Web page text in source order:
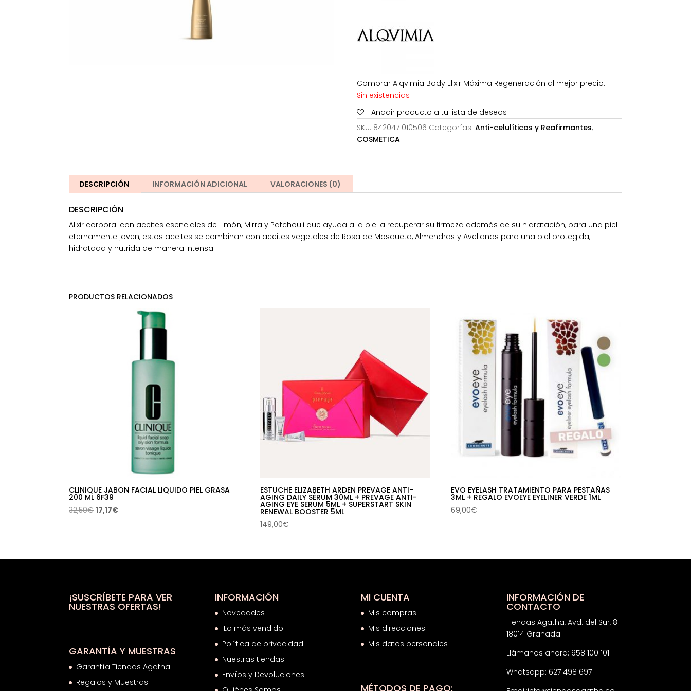
Comprar Alqvimia Body Elixir Máxima Regeneración al mejor precio.
Sin existencias
Añadir producto a tu lista de deseos
SKU: 8420471010506 Categorías: Anti-celulíticos y Reafirmantes,
COSMETICA
DESCRIPCIÓN INFORMACIÓN ADICIONAL VALORACIONES (0)
DESCRIPCIÓN
Alixir corporal con aceites esenciales de Limón, Mirra y Patchouli que ayuda a la piel a recuperar su firmeza además de su hidratación, para una piel
eternamente joven, estos aceites se combinan con aceites vegetales de Rosa de Mosqueta, Almendras y Avellanas para una piel protegida,
hidratada y nutrida de manera intensa.
PRODUCTOS RELACIONADOS
CLINIQUE JABON FACIAL LIQUIDO PIEL GRASA
200 ML 6F39
32,50€El
32,50€.
17,17€El
17,17€.
ESTUCHE ELIZABETH ARDEN PREVAGE ANTI-
AGING DAILY SÉRUM 30ML + PREVAGE ANTI-
AGING EYE SERUM 5ML + SUPERSTART SKIN
RENEWAL BOOSTER 5ML
149,00€
EVO EYELASH TRATAMIENTO PARA PESTAÑAS
3ML + REGALO EVOEYE EYELINER VERDE 1ML
69,00€
¡SUSCRÍBETE PARA VER
NUESTRAS OFERTAS!
GARANTÍA Y MUESTRAS
Garantía Tiendas Agatha
Regalos y Muestras
INFORMACIÓN
Novedades
¡Lo más vendido!
Política de privacidad
Nuestras tiendas
Envíos y Devoluciones
MI CUENTA
Mis compras
Mis direcciones
Mis datos personales
MÉTODOS DE PAGO:
INFORMACIÓN DE
CONTACTO
Tiendas Agatha, Avd. del Sur, 8
18014 Granada
Llámanos ahora: 958 100 101
Whatsapp: 627 498 697